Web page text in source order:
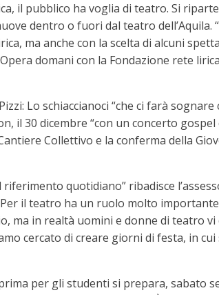
il pubblico ha voglia di teatro. Si
dentro o fuori dal teatro
ma anche con la scelta di alcuni
domani con la Fondazione rete
Lo schiaccianoci “che ci farà sognare
30 dicembre “con un concerto gospel
Collettivo e la conferma della
quotidiano” ribadisce
il teatro ha un ruolo molto
ma in realtà uomini e donne di teatro
cercato di creare giorni di festa, in
per gli studenti si prepara, sabato